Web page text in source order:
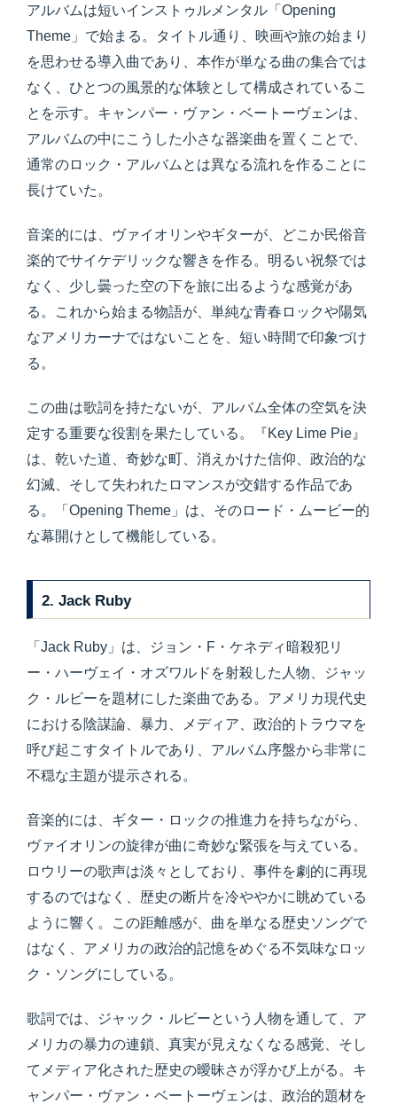
アルバムは短いインストゥルメンタル「Opening
Theme」で始まる。タイトル通り、映画や旅の始まり
を思わせる導入曲であり、本作が単なる曲の集合では
なく、ひとつの風景的な体験として構成されているこ
とを示す。キャンパー・ヴァン・ベートーヴェンは、
アルバムの中にこうした小さな器楽曲を置くことで、
通常のロック・アルバムとは異なる流れを作ることに
長けていた。
音楽的には、ヴァイオリンやギターが、どこか民俗音
楽的でサイケデリックな響きを作る。明るい祝祭では
なく、少し曇った空の下を旅に出るような感覚があ
る。これから始まる物語が、単純な青春ロックや陽気
なアメリカーナではないことを、短い時間で印象づけ
る。
この曲は歌詞を持たないが、アルバム全体の空気を決
定する重要な役割を果たしている。『Key Lime Pie』
は、乾いた道、奇妙な町、消えかけた信仰、政治的な
幻滅、そして失われたロマンスが交錯する作品であ
る。「Opening Theme」は、そのロード・ムービー的
な幕開けとして機能している。
2. Jack Ruby
「Jack Ruby」は、ジョン・F・ケネディ暗殺犯リ
ー・ハーヴェイ・オズワルドを射殺した人物、ジャッ
ク・ルビーを題材にした楽曲である。アメリカ現代史
における陰謀論、暴力、メディア、政治的トラウマを
呼び起こすタイトルであり、アルバム序盤から非常に
不穏な主題が提示される。
音楽的には、ギター・ロックの推進力を持ちながら、
ヴァイオリンの旋律が曲に奇妙な緊張を与えている。
ロウリーの歌声は淡々としており、事件を劇的に再現
するのではなく、歴史の断片を冷ややかに眺めている
ように響く。この距離感が、曲を単なる歴史ソングで
はなく、アメリカの政治的記憶をめぐる不気味なロッ
ク・ソングにしている。
歌詞では、ジャック・ルビーという人物を通して、ア
メリカの暴力の連鎖、真実が見えなくなる感覚、そし
てメディア化された歴史の曖昧さが浮かび上がる。キ
ャンパー・ヴァン・ベートーヴェンは、政治的題材を